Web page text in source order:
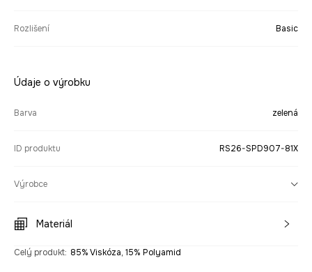
Rozlišení Basic
Údaje o výrobku
Barva zelená
ID produktu RS26-SPD907-81X
Výrobce
Materiál
Celý produkt: 85% Viskóza, 15% Polyamid